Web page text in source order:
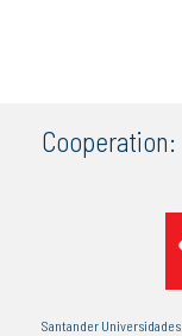
Cooperation:
Santander